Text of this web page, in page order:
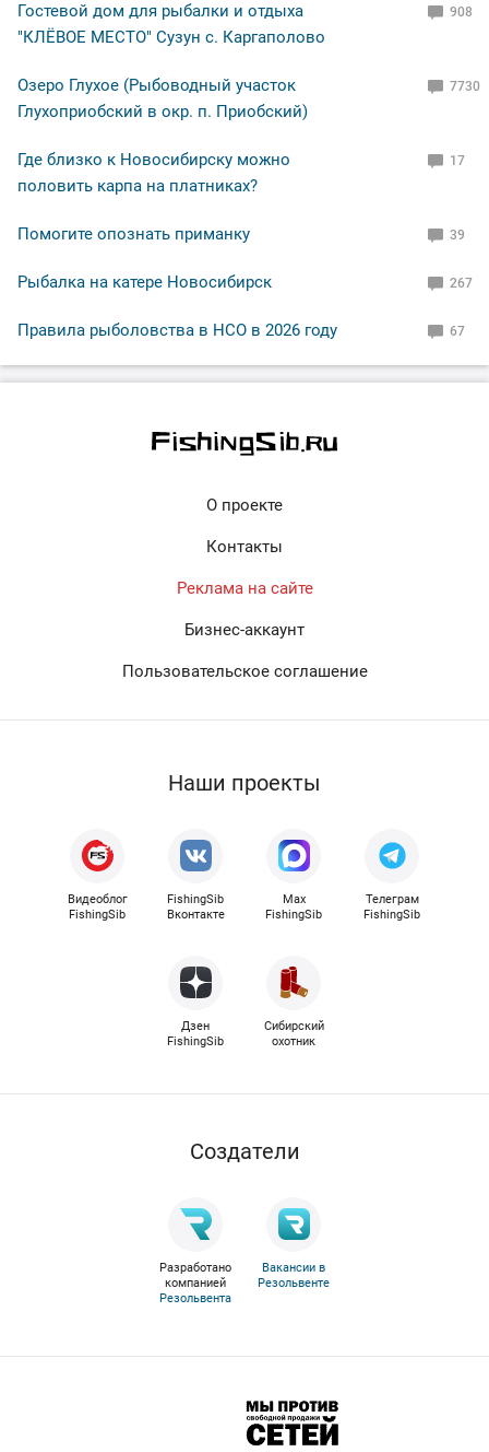
Гостевой дом для рыбалки и отдыха
"КЛЁВОЕ МЕСТО" Сузун с. Каргаполово
908
Озеро Глухое (Рыбоводный участок
Глухоприобский в окр. п. Приобский)
7730
Где близко к Новосибирску можно
половить карпа на платниках?
17
Помогите опознать приманку 39
Рыбалка на катере Новосибирск 267
Правила рыболовства в НСО в 2026 году 67
О проекте
Контакты
Реклама на сайте
Бизнес-аккаунт
Пользовательское соглашение
Наши проекты
Видеоблог
FishingSib
FishingSib
Вконтакте
Max
FishingSib
Телеграм
FishingSib
Дзен
FishingSib
Сибирский
охотник
Cоздатели
Разработано
компанией
Резольвента
Вакансии в
Резольвенте